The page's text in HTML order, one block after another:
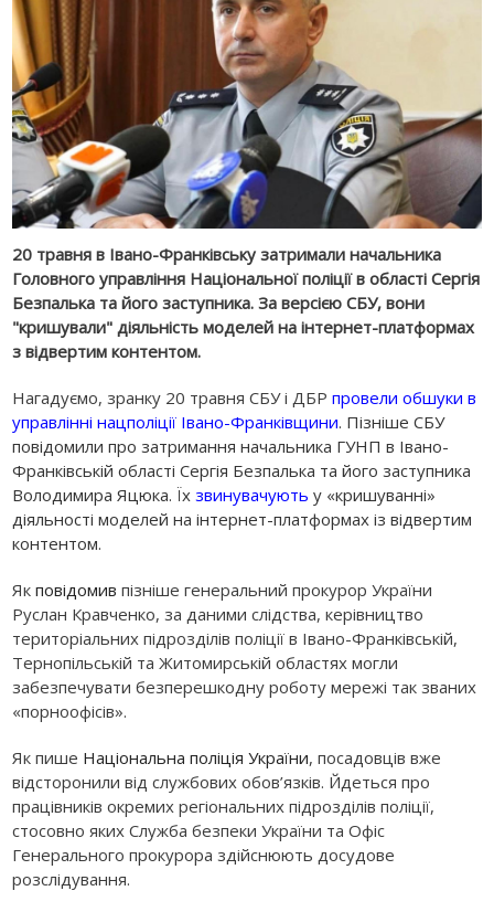
20 травня в Івано-Франківську затримали начальника
Головного управління Національної поліції в області Сергія
Безпалька та його заступника. За версією СБУ, вони
"кришували" діяльність моделей на інтернет-платформах
з відвертим контентом.
Нагадуємо, зранку 20 травня СБУ і ДБРпровели обшуки в
управлінні нацполіції Івано-Франківщини. Пізніше СБУ
повідомили про затримання начальника ГУНП в Івано-
Франківській області Сергія Безпалька та його заступника
Володимира Яцюка. Їхзвинувачують у «кришуванні»
діяльності моделей на інтернет-платформах із відвертим
контентом.
Якповідомив пізніше генеральний прокурор України
Руслан Кравченко, за даними слідства, керівництво
територіальних підрозділів поліції в Івано-Франківській,
Тернопільській та Житомирській областях могли
забезпечувати безперешкодну роботу мережі так званих
«порноофісів».
Як пише Національна поліція України, посадовців вже
відсторонили від службових обов’язків. Йдеться про
працівників окремих регіональних підрозділів поліції,
стосовно яких Служба безпеки України та Офіс
Генерального прокурора здійснюють досудове
розслідування.